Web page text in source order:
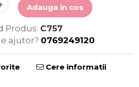
Adauga in cos
Produs: C757
ajutor? 0769249120
Cere informatii